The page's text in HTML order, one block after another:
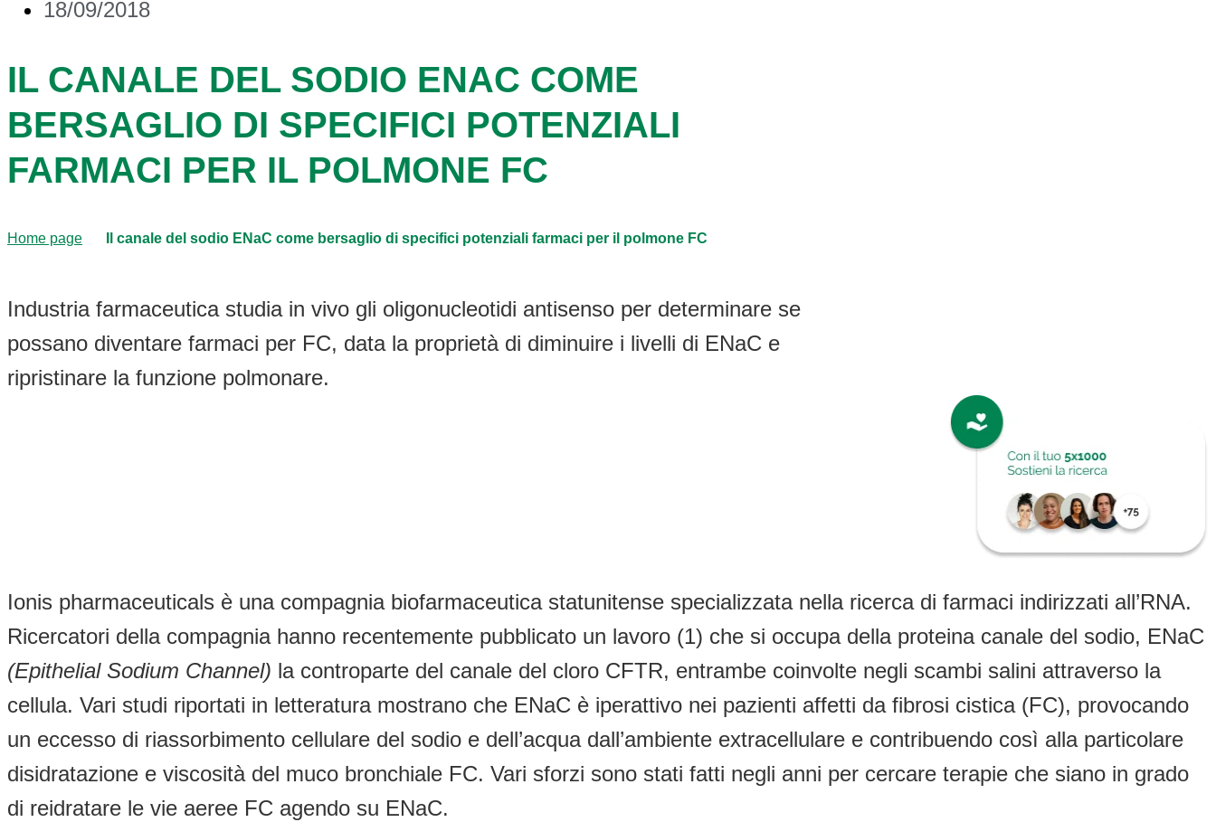
18/09/2018
IL CANALE DEL SODIO ENAC COME
BERSAGLIO DI SPECIFICI POTENZIALI
FARMACI PER IL POLMONE FC
Home page Il canale del sodio ENaC come bersaglio di specifici potenziali farmaci per il polmone FC
Industria farmaceutica studia in vivo gli oligonucleotidi antisenso per determinare se
possano diventare farmaci per FC, data la proprietà di diminuire i livelli di ENaC e
ripristinare la funzione polmonare.
Ionis pharmaceuticals è una compagnia biofarmaceutica statunitense specializzata nella ricerca di farmaci indirizzati all’RNA.
Ricercatori della compagnia hanno recentemente pubblicato un lavoro (1) che si occupa della proteina canale del sodio, ENaC
(Epithelial Sodium Channel) la controparte del canale del cloro CFTR, entrambe coinvolte negli scambi salini attraverso la
cellula. Vari studi riportati in letteratura mostrano che ENaC è iperattivo nei pazienti affetti da fibrosi cistica (FC), provocando
un eccesso di riassorbimento cellulare del sodio e dell’acqua dall’ambiente extracellulare e contribuendo così alla particolare
disidratazione e viscosità del muco bronchiale FC. Vari sforzi sono stati fatti negli anni per cercare terapie che siano in grado
di reidratare le vie aeree FC agendo su ENaC.